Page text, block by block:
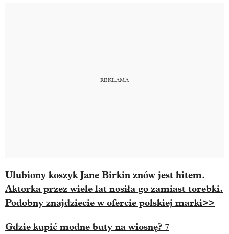
Ulubiony koszyk Jane Birkin znów jest hitem.
Aktorka przez wiele lat nosiła go zamiast torebki.
Podobny znajdziecie w ofercie polskiej marki>>
Gdzie kupić modne buty na wiosnę? 7